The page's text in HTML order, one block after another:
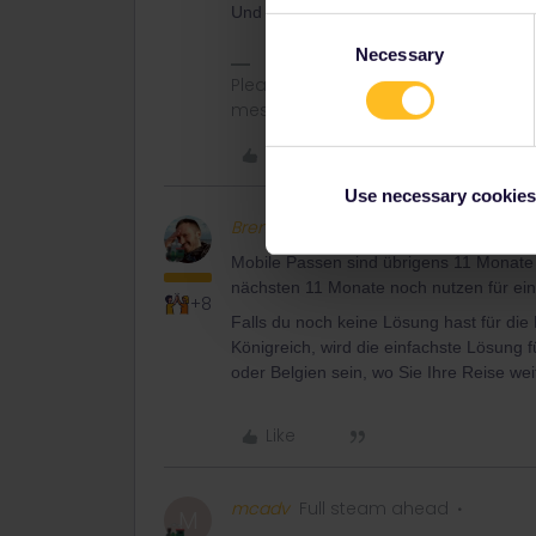
Necessary
Use necessary
Und bitte nimm dass Passnummer
Please note that I don't work for
messages.
Like
+8
BrendanDB
Mobile Passen sind übrigens 11
nächsten 11 Monate noch nutzen für
Falls du noch keine Lösung hast für
Königreich, wird die einfachste Lösung
oder Belgien sein, wo Sie Ihre Reise
Like
M mcadv Full steam ahead